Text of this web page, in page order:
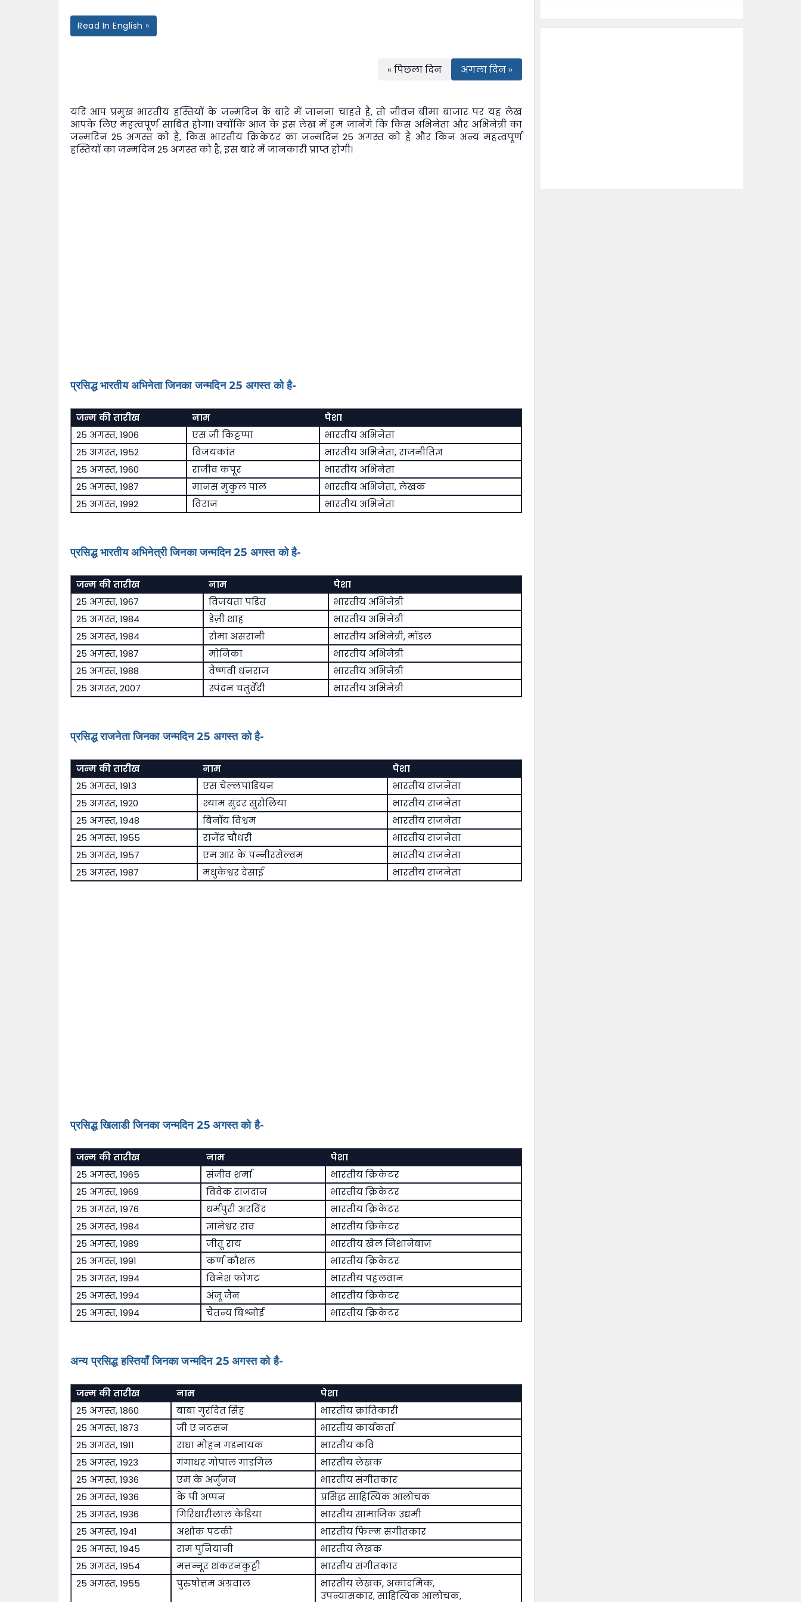
Read In English »
« पिछला दिन अगला दिन »
यदि आप प्रमुख भारतीय हस्तियों के जन्मदिन के बारे में जानना चाहते हैं, तो जीवन बीमा बाजारपर यह लेख
आपके लिए महत्वपूर्ण साबित होगा। क्योंकि आज के इस लेख में हम जानेंगे कि किस अभिनेता और अभिनेत्री का
जन्मदिन 25 अगस्त को है, किस भारतीय क्रिकेटर का जन्मदिन 25 अगस्त को है और किन अन्य महत्वपूर्ण
हस्तियों का जन्मदिन 25 अगस्त को है, इस बारे में जानकारी प्राप्त होगी।
प्रसिद्ध भारतीय अभिनेता जिनका जन्मदिन 25 अगस्त को है-
जन्म की तारीख नाम
पेशा
25 अगस्त, 1906
एस जी किट्टप्पा
भारतीय अभिनेता
25 अगस्त, 1952
विजयकांत
भारतीय अभिनेता, राजनीतिज्ञ
25 अगस्त, 1960
राजीव कपूर
भारतीय अभिनेता
25 अगस्त, 1987
मानस मुकुल पाल
भारतीय अभिनेता, लेखक
25 अगस्त, 1992
विराज भारतीय अभिनेता
प्रसिद्ध भारतीय अभिनेत्री जिनका जन्मदिन 25 अगस्त को है-
जन्म की तारीख नाम
पेशा
25 अगस्त, 1967
विजयता पंडित
भारतीय अभिनेत्री
25 अगस्त, 1984
डेज़ी शाह
भारतीय अभिनेत्री
25 अगस्त, 1984
रोमा असरानी
भारतीय अभिनेत्री, मॉडल
25 अगस्त, 1987
मोनिका
भारतीय अभिनेत्री
25 अगस्त, 1988
वैष्णवी धनराज
भारतीय अभिनेत्री
25 अगस्त, 2007
स्पंदन चतुर्वेदी भारतीय अभिनेत्री
प्रसिद्ध राजनेता जिनका जन्मदिन 25 अगस्त को है-
जन्म की तारीख नाम
पेशा
25 अगस्त, 1913
एस चेल्लपांडियन
भारतीय राजनेता
25 अगस्त, 1920
श्याम सुंदर सुरोलिया
भारतीय राजनेता
25 अगस्त, 1948
बिनॉय विश्वम
भारतीय राजनेता
25 अगस्त, 1955
राजेंद्र चौधरी
भारतीय राजनेता
25 अगस्त, 1957
एम आर के पन्नीरसेल्वम
भारतीय राजनेता
25 अगस्त, 1987
मधुकेश्वर देसाई भारतीय राजनेता
प्रसिद्ध खिलाडी जिनका जन्मदिन 25 अगस्त को है-
जन्म की तारीख नाम
पेशा
25 अगस्त, 1965
संजीव शर्मा
भारतीय क्रिकेटर
25 अगस्त, 1969
विवेक राजदान
भारतीय क्रिकेटर
25 अगस्त, 1976
धर्मपुरी अरविंद
भारतीय क्रिकेटर
25 अगस्त, 1984
ज्ञानेश्वर राव
भारतीय क्रिकेटर
25 अगस्त, 1989
जीतू राय
भारतीय खेल निशानेबाज
25 अगस्त, 1991
कर्ण कौशल
भारतीय क्रिकेटर
25 अगस्त, 1994
विनेश फोगट
भारतीय पहलवान
25 अगस्त, 1994
अंजू जैन
भारतीय क्रिकेटर
25 अगस्त, 1994
चैतन्य बिश्नोई भारतीय क्रिकेटर
अन्य प्रसिद्ध हस्तियाँ जिनका जन्मदिन 25 अगस्त को है-
जन्म की तारीख नाम
पेशा
25 अगस्त, 1860
बाबा गुरदित सिंह
भारतीय क्रांतिकारी
25 अगस्त, 1873
जी ए नटसन
भारतीय कार्यकर्ता
25 अगस्त, 1911
राधा मोहन गडनायक
भारतीय कवि
25 अगस्त, 1923
गंगाधर गोपाल गाडगिल
भारतीय लेखक
25 अगस्त, 1936
एम के अर्जुनन
भारतीय संगीतकार
25 अगस्त, 1936
के पी अप्पन
प्रसिद्ध साहित्यिक आलोचक
25 अगस्त, 1936
गिरिधारीलाल केडिया
भारतीय सामाजिक उद्यमी
25 अगस्त, 1941
अशोक पटकी
भारतीय फिल्म संगीतकार
25 अगस्त, 1945
राम पुनियानी
भारतीय लेखक
25 अगस्त, 1954
मत्तन्नूर शंकरनकुट्टी
भारतीय संगीतकार
25 अगस्त, 1955
पुरुषोत्तम अग्रवाल
भारतीय लेखक, अकादमिक,
उपन्यासकार, साहित्यिक आलोचक,